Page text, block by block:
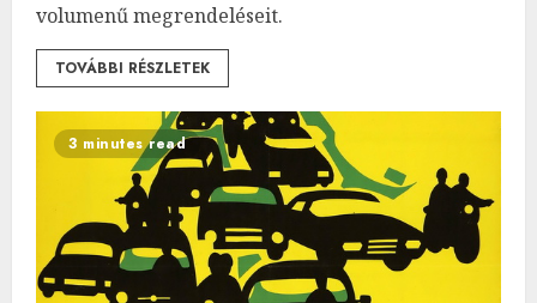
volumenű megrendeléseit.
TOVÁBBI RÉSZLETEK
3 minutes read